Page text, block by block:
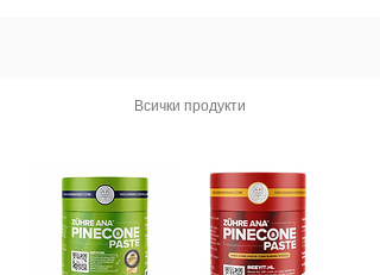
Всички продукти